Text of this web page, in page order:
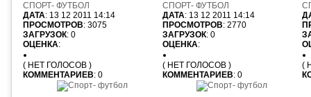
СПОРТ- ФУТБОЛ
ДАТА: 13 12 2011 14:14
ПРОСМОТРОВ: 3075
ЗАГРУЗОК: 0
ОЦЕНКА:
( НЕТ ГОЛОСОВ )
КОММЕНТАРИЕВ: 0
СПОРТ- ФУТБОЛ
ДАТА: 13 12 2011 14:14
ПРОСМОТРОВ: 2770
ЗАГРУЗОК: 0
ОЦЕНКА:
( НЕТ ГОЛОСОВ )
КОММЕНТАРИЕВ: 0
(